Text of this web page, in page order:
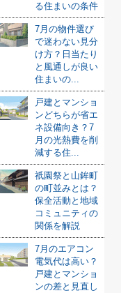
る住まいの条件
7月の物件選び
で迷わない見分
け方？日当たり
と風通しが良い
住まいの...
戸建とマンショ
ンどちらが省エ
ネ設備向き？7
月の光熱費を削
減する住...
祇園祭と山鉾町
の町並みとは？
保全活動と地域
コミュニティの
関係を解説
7月のエアコン
電気代は高い？
戸建とマンショ
ンの差と見直し